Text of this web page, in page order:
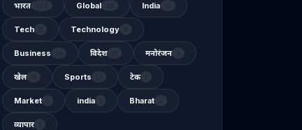
भारत Global India
Tech Technology
Business विदेश मनोरंजन
खेल Sports टेक
Market india Bharat
व्यापार